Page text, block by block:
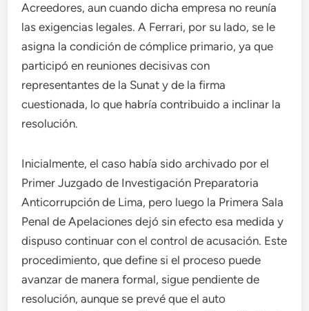
Acreedores, aun cuando dicha empresa no reunía
las exigencias legales. A Ferrari, por su lado, se le
asigna la condición de cómplice primario, ya que
participó en reuniones decisivas con
representantes de la Sunat y de la firma
cuestionada, lo que habría contribuido a inclinar la
resolución.
Inicialmente, el caso había sido archivado por el
Primer Juzgado de Investigación Preparatoria
Anticorrupción de Lima, pero luego la Primera Sala
Penal de Apelaciones dejó sin efecto esa medida y
dispuso continuar con el control de acusación. Este
procedimiento, que define si el proceso puede
avanzar de manera formal, sigue pendiente de
resolución, aunque se prevé que el auto